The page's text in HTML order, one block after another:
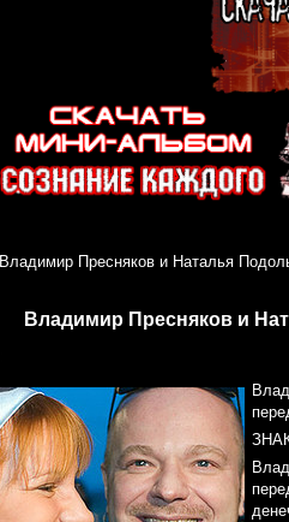
Владимир Пресняков и Наталья
Владимир Пресняков и